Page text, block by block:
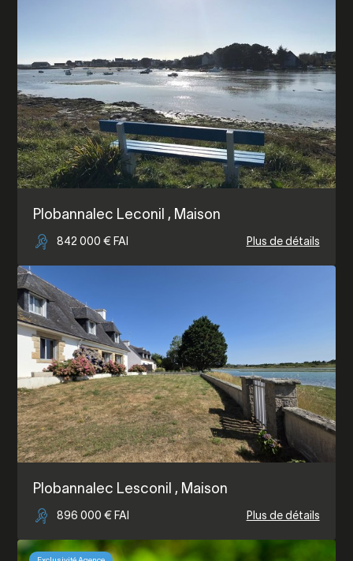
Plobannalec Leconil , Maison
842 000 € FAI Plus de détails
Plobannalec Lesconil , Maison
896 000 € FAI Plus de détails